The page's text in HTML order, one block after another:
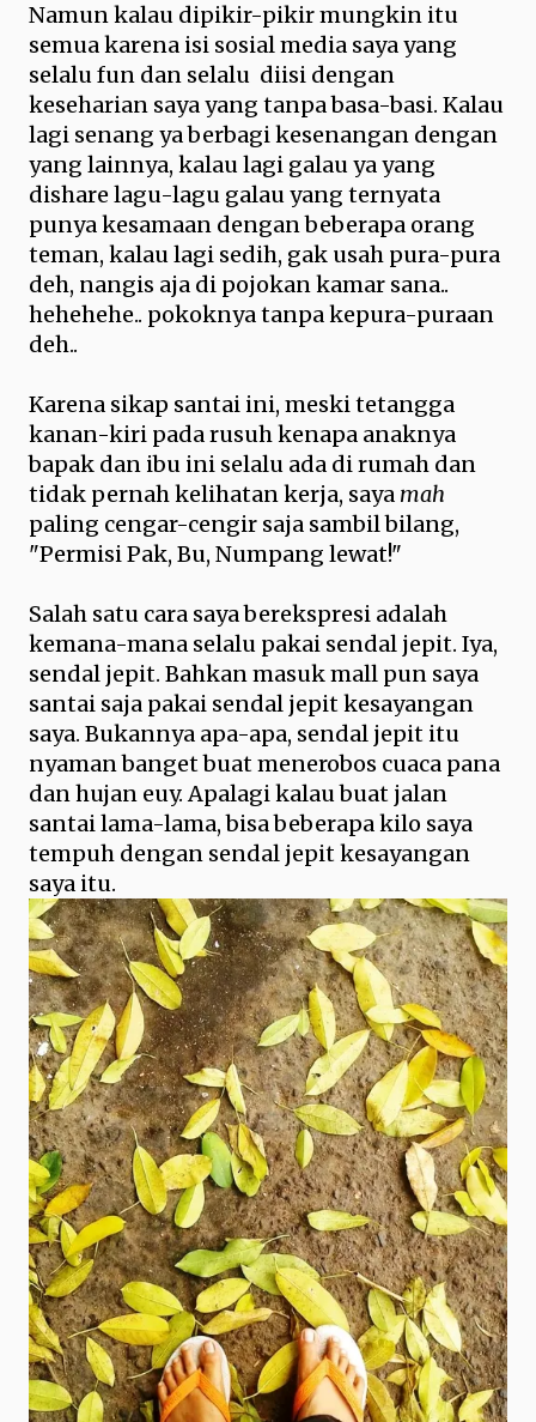
Namun kalau dipikir-pikir mungkin itu
semua karena isi sosial media saya yang
selalu fun dan selalu diisi dengan
keseharian saya yang tanpa basa-basi. Kalau
lagi senang ya berbagi kesenangan dengan
yang lainnya, kalau lagi galau ya yang
dishare lagu-lagu galau yang ternyata
punya kesamaan dengan beberapa orang
teman, kalau lagi sedih, gak usah pura-pura
deh, nangis aja di pojokan kamar sana..
hehehehe.. pokoknya tanpa kepura-puraan
deh..
Karena sikap santai ini, meski tetangga
kanan-kiri pada rusuh kenapa anaknya
bapak dan ibu ini selalu ada di rumah dan
tidak pernah kelihatan kerja, saya mah
paling cengar-cengir saja sambil bilang,
"Permisi Pak, Bu, Numpang lewat!"
Salah satu cara saya berekspresi adalah
kemana-mana selalu pakai sendal jepit. Iya,
sendal jepit. Bahkan masuk mall pun saya
santai saja pakai sendal jepit kesayangan
saya. Bukannya apa-apa, sendal jepit itu
nyaman banget buat menerobos cuaca pana
dan hujan euy. Apalagi kalau buat jalan
santai lama-lama, bisa beberapa kilo saya
tempuh dengan sendal jepit kesayangan
saya itu.